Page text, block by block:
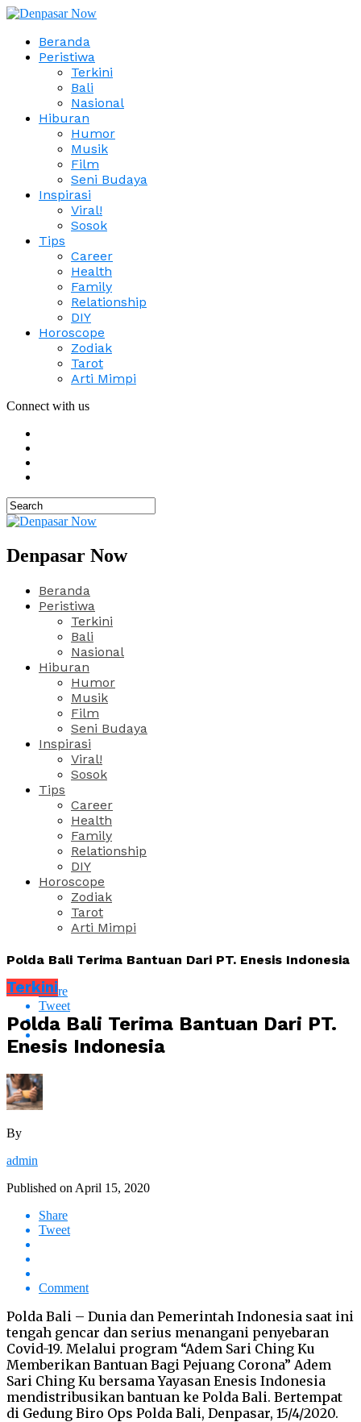
Beranda
Peristiwa
Terkini
Bali
Nasional
Hiburan
Humor
Musik
Film
Seni Budaya
Inspirasi
Viral!
Sosok
Tips
Career
Health
Family
Relationship
DIY
Horoscope
Zodiak
Tarot
Arti Mimpi
Connect with us
Denpasar Now
Beranda
Peristiwa
Terkini
Bali
Nasional
Hiburan
Humor
Musik
Film
Seni Budaya
Inspirasi
Viral!
Sosok
Tips
Career
Health
Family
Relationship
DIY
Horoscope
Zodiak
Tarot
Arti Mimpi
Polda Bali Terima Bantuan Dari PT. Enesis Indonesia
Share
Tweet
Terkini
Polda Bali Terima Bantuan Dari PT.
Enesis Indonesia
By
admin
Published on April 15, 2020
Share
Tweet
Comment
Polda Bali – Dunia dan Pemerintah Indonesia saat ini
tengah gencar dan serius menangani penyebaran
Covid-19. Melalui program “Adem Sari Ching Ku
Memberikan Bantuan Bagi Pejuang Corona” Adem
Sari Ching Ku bersama Yayasan Enesis Indonesia
mendistribusikan bantuan ke Polda Bali. Bertempat
di Gedung Biro Ops Polda Bali, Denpasar, 15/4/2020.